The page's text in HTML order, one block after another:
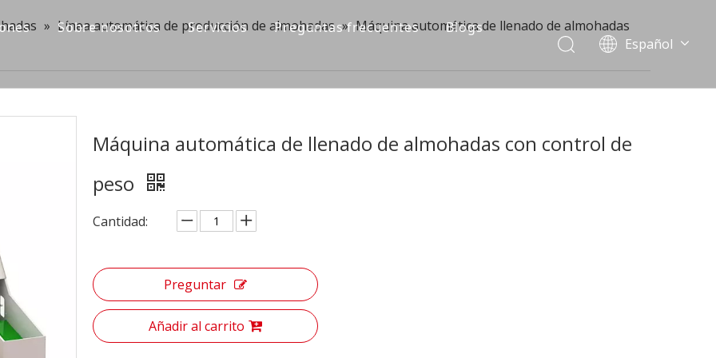
Sobre nosotros Servicios Preguntas frecuentes
Blogs
Español
English
العربية
» Línea automática de producción de almohadas » Máquina automática de llenado de almohadas
Máquina automática de llenado de almohadas con control de
peso
Cantidad:
Preguntar
Añadir al carrito